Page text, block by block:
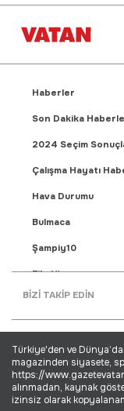
Haberler
Son Dakika
2024 Seçim
Çalışma Hayatı
Hava Durumu
Bulmaca
Şampiy10
Fikstür
Puan Durumu
Yaşam Haberleri
Ekonomi Haberleri
Dünya Haberleri
BİZİ TAKİP EDİN
Türkiye'den ve
magazinden siyasete,
https://
alınmadan, kaynak
izinsiz olarak